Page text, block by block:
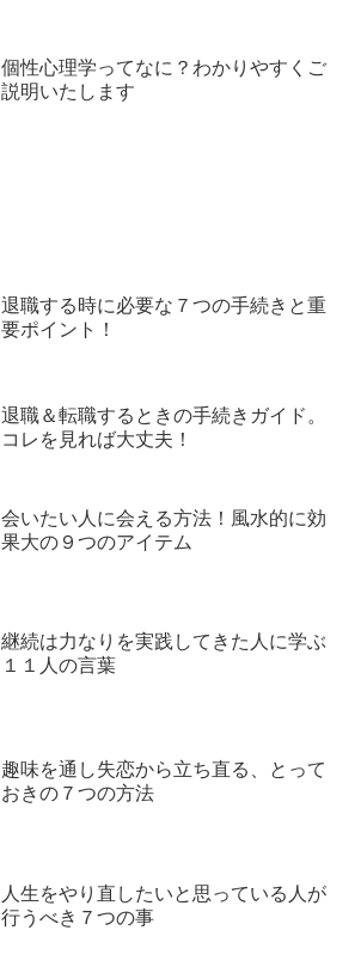
個性心理学ってなに？わかりやすくご
説明いたします
退職する時に必要な７つの手続きと重
要ポイント！
退職＆転職するときの手続きガイド。
コレを見れば大丈夫！
会いたい人に会える方法！風水的に効
果大の９つのアイテム
継続は力なりを実践してきた人に学ぶ
１１人の言葉
趣味を通し失恋から立ち直る、とって
おきの７つの方法
人生をやり直したいと思っている人が
行うべき７つの事